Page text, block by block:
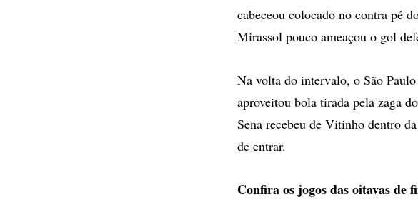
cabeceou colocado no contra pé
Mirassol pouco ameaçou o gol
Na volta do intervalo, o São
aproveitou bola tirada pela zaga
Sena recebeu de Vitinho dentro
de entrar.
Confira os jogos das oitavas de